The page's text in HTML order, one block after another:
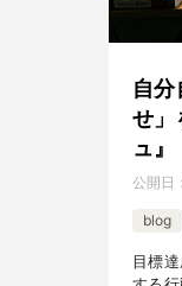
自
せ」
ュ』
公開日：
blog
目標